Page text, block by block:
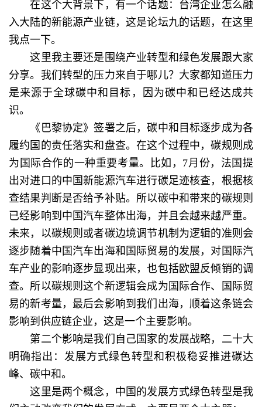
在这个大背景下，有一个话题：台湾企业怎么融
入大陆的新能源产业链，这是论坛九的话题，在这里
我点一下。
这里我主要还是围绕产业转型和绿色发展跟大家
分享。我们转型的压力来自于哪儿？大家都知道压力
是来源于全球碳中和目标，因为碳中和已经达成共
识。
《巴黎协定》签署之后，碳中和目标逐步成为各
履约国的责任落实和盘查。在这个过程中，碳规则成
为国际合作的一种重要考量。比如，7月份，法国提
出对进口的中国新能源汽车进行碳足迹核查，根据核
查结果判断是否给予补贴。所以碳中和带来的碳规则
已经影响到中国汽车整体出海，并且会越来越严重。
未来，以碳规则或者碳边境调节机制为逻辑的准则会
逐步随着中国汽车出海和国际贸易的发展，对国际汽
车产业的影响逐步显现出来，也包括欧盟反倾销的调
查。所以碳规则这个新逻辑会成为国际合作、国际贸
易的新考量，最后会影响到我们出海，顺着这条链会
影响到供应链企业，这是一个主要影响。
第二个影响是我们自己国家的发展战略，二十大
明确指出：发展方式绿色转型和积极稳妥推进碳达
峰、碳中和。
这里是两个概念，中国的发展方式绿色转型是我